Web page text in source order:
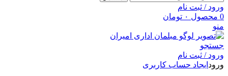
ورود / ثبت نام
0 محصول ۰ تومان
منو
جستجو
ورود / ثبت نام
ورود ایجاد حساب کاربری